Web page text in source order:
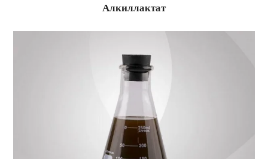
Алкиллактат